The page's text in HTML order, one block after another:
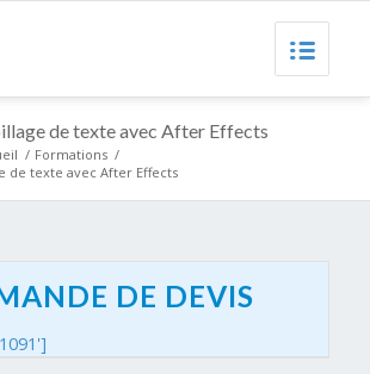
de texte avec After Effects
/ Formations /
de texte avec After Effects
DE DEVIS